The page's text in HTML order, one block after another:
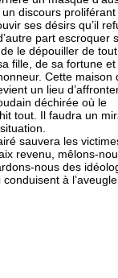
discours proliférant
ses désirs qu’il
part escroquer
le dépouiller de
fille, de sa fortune et
Cette maison
un lieu
déchirée où le
tout. Il faudra un
sauvera les
revenu, mêlons-
nous des
à